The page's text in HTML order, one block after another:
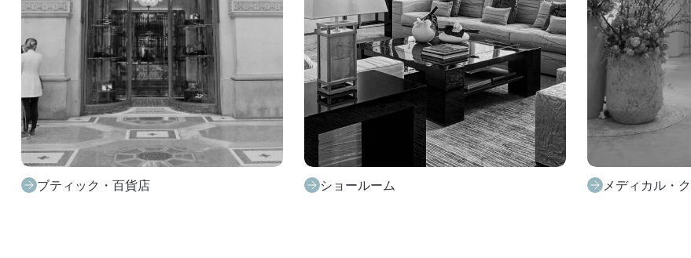
ショールーム メディカル・クリニック オフィス・ス